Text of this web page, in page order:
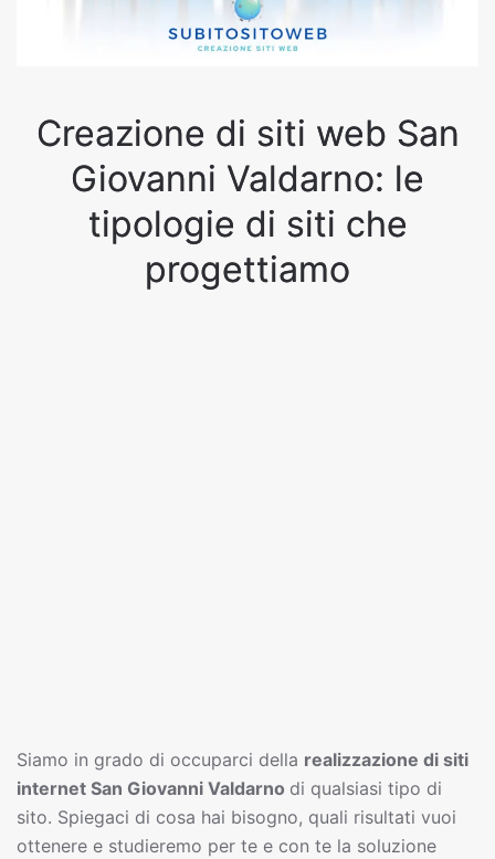
Creazione di siti web San
Giovanni Valdarno: le
tipologie di siti che
progettiamo
Siamo in grado di occuparci della realizzazione di siti
internet San Giovanni Valdarno di qualsiasi tipo di
sito. Spiegaci di cosa hai bisogno, quali risultati vuoi
ottenere e studieremo per te e con te la soluzione